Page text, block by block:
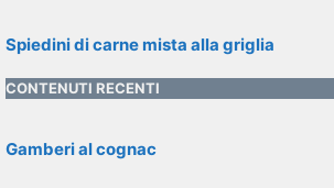
Spiedini di carne mista alla griglia
CONTENUTI RECENTI
Gamberi al cognac